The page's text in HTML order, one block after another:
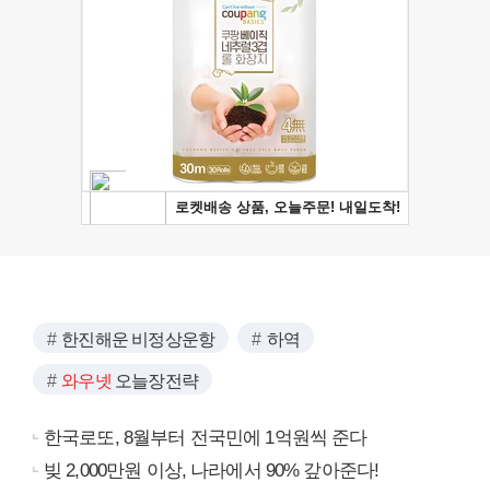
한진해운 비정상운항 하역
와우넷 오늘장전략
한국로또, 8월부터 전국민에 1억원씩 준다
빚 2,000만원 이상, 나라에서 90% 갚아준다!